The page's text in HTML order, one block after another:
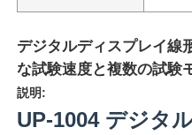
デジタルディスプレイ線
な試験速度と複数の試験
説明:
UP-1004 デジタ